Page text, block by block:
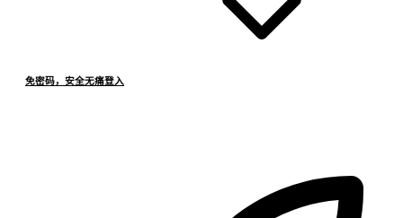
免密码，安全无痛登入